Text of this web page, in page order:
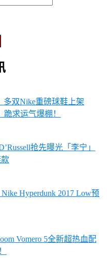
多双Nike重磅球鞋上架
求运气爆棚！
抢先曝光「李宁」
Hyperdunk 2017 Low预
Vomero 5全新超热血配